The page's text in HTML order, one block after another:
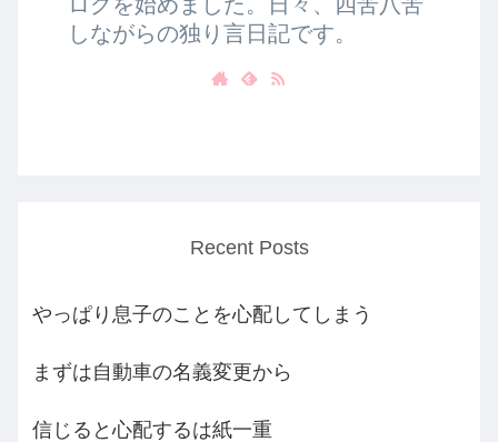
しながらの独り言日記です。
Recent Posts
やっぱり息子のことを心配してしまう
まずは自動車の名義変更から
信じると心配するは紙一重